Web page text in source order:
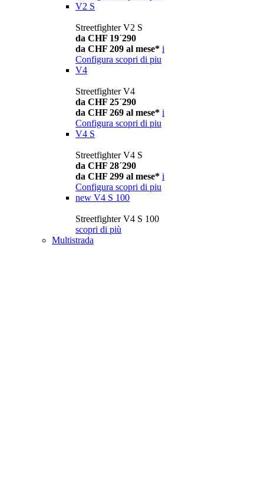
V2 S
Streetfighter V2 S
da CHF 19´290
da CHF 209 al mese* i
Configura scopri di piu
V4
Streetfighter V4
da CHF 25´290
da CHF 269 al mese* i
Configura scopri di piu
V4 S
Streetfighter V4 S
da CHF 28´290
da CHF 299 al mese* i
Configura scopri di piu
new V4 S 100
Streetfighter V4 S 100
scopri di più
Multistrada